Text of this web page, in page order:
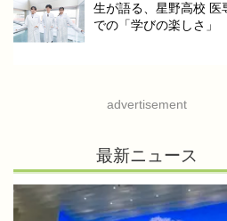
生が語る、星野高校 医
での「学びの楽しさ」
advertisement
最新ニュース